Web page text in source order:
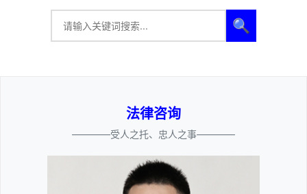
🔍
法律咨询
————受人之托、忠人之事————